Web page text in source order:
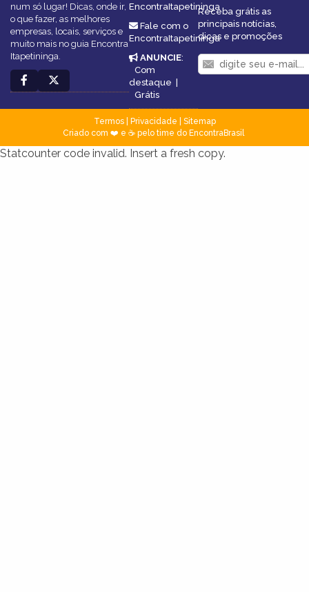
num só lugar! Dicas, onde ir,
o que fazer, as melhores
empresas, locais, serviços e
muito mais no guia Encontra
Itapetininga.
EncontraItapetininga
Fale com o
EncontraItapetininga
ANUNCIE:
Com
destaque |
Grátis
Receba grátis as
principais notícias,
dicas e promoções
Termos| Privacidade
Sitemap
Criado com ❤️ e ☕ pelo time do EncontraBrasil
Statcounter code invalid. Insert a fresh copy.